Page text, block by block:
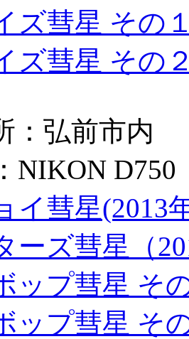
ズ彗星 その
ズ彗星 その
：弘前市内
NIKON D750
イ彗星(2013
ーズ彗星（
ップ彗星 そ
ップ彗星 そ